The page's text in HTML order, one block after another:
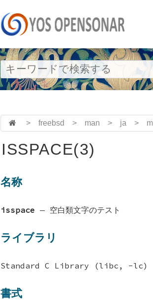
> freebsd > man > ja >
ISSPACE(3)
名称
isspace — 空白類文字のテスト
ライブラリ
Standard C Library (libc, -lc)
書式